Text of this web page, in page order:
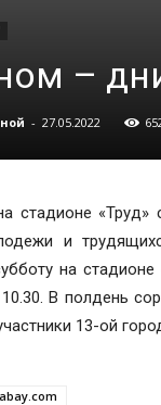
–
- 27.05.2022
стадионе «Труд»
и
на
В полдень
13-ой